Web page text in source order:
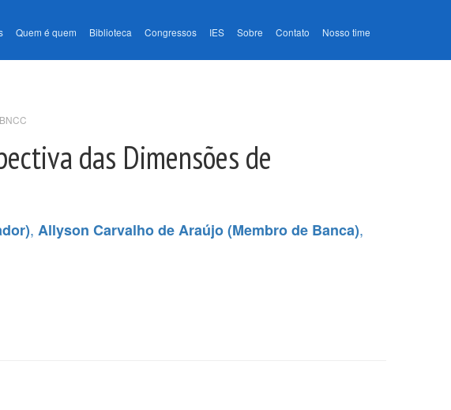
Quem é quem Biblioteca Congressos IES Sobre Contato Nosso time
das Dimensões de
, Allyson Carvalho de Araújo (Membro de Banca),